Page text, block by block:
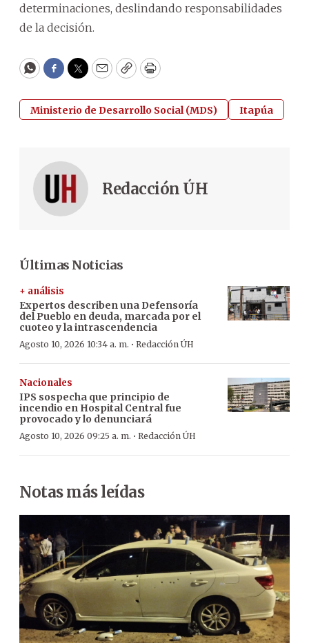
determinaciones, deslindando responsabilidades
de la decisión.
WhatsApp
Facebook
Twitter
EmailCopyPrint
Ministerio de Desarrollo Social (MDS) Itapúa
Redacción ÚH
Últimas Noticias
+ análisis
Expertos describen una Defensoría
del Pueblo en deuda, marcada por el
cuoteo y la intrascendencia
Agosto 10, 2026 10:34 a. m. · Redacción ÚH
Nacionales
IPS sospecha que principio de
incendio en Hospital Central fue
provocado y lo denunciará
Agosto 10, 2026 09:25 a. m. · Redacción ÚH
Notas más leídas